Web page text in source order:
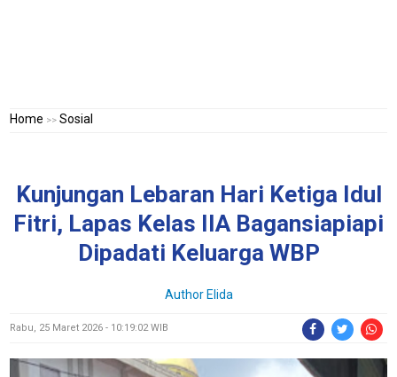
Home >>Sosial
Kunjungan Lebaran Hari Ketiga Idul
Fitri, Lapas Kelas IIA Bagansiapiapi
Dipadati Keluarga WBP
Author Elida
Rabu, 25 Maret 2026 - 10:19:02 WIB